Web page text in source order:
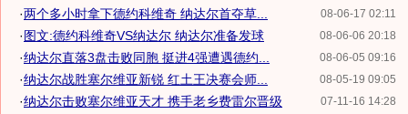
08-06-17 02:11
·两个多小时拿下德约科维奇 纳达尔首夺草...
08-06-06 20:18
·图文:德约科维奇VS纳达尔 纳达尔准备发球
08-06-05 09:16
·纳达尔直落3盘击败同胞 挺进4强遭遇德约...
08-05-19 09:05
·纳达尔战胜塞尔维亚新锐 红土王决赛会师...
07-11-16 14:28
·纳达尔击败塞尔维亚天才 携手老乡费雷尔晋级